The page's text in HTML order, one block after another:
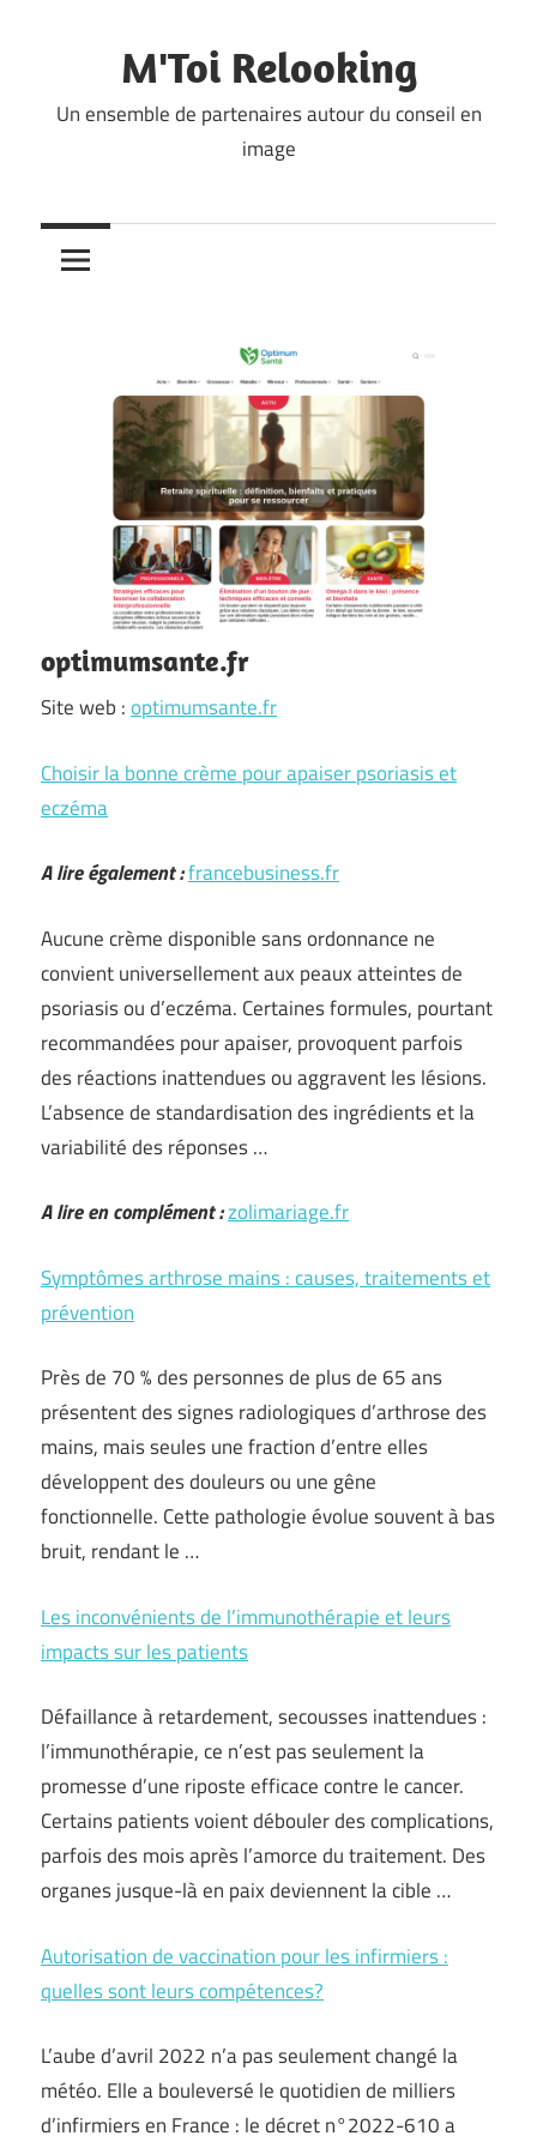
M'Toi Relooking
Un ensemble de partenaires autour du conseil en
image
optimumsante.fr
Site web :optimumsante.fr
Choisir la bonne crème pour apaiser psoriasis et
eczéma
A lire également :francebusiness.fr
Aucune crème disponible sans ordonnance ne
convient universellement aux peaux atteintes de
psoriasis ou d’eczéma. Certaines formules, pourtant
recommandées pour apaiser, provoquent parfois
des réactions inattendues ou aggravent les lésions.
L’absence de standardisation des ingrédients et la
variabilité des réponses …
A lire en complément :zolimariage.fr
Symptômes arthrose mains : causes, traitements et
prévention
Près de 70 % des personnes de plus de 65 ans
présentent des signes radiologiques d’arthrose des
mains, mais seules une fraction d’entre elles
développent des douleurs ou une gêne
fonctionnelle. Cette pathologie évolue souvent à bas
bruit, rendant le …
Les inconvénients de l’immunothérapie et leurs
impacts sur les patients
Défaillance à retardement, secousses inattendues :
l’immunothérapie, ce n’est pas seulement la
promesse d’une riposte efficace contre le cancer.
Certains patients voient débouler des complications,
parfois des mois après l’amorce du traitement. Des
organes jusque-là en paix deviennent la cible …
Autorisation de vaccination pour les infirmiers :
quelles sont leurs compétences?
L’aube d’avril 2022 n’a pas seulement changé la
météo. Elle a bouleversé le quotidien de milliers
d’infirmiers en France : le décret n°2022-610 a